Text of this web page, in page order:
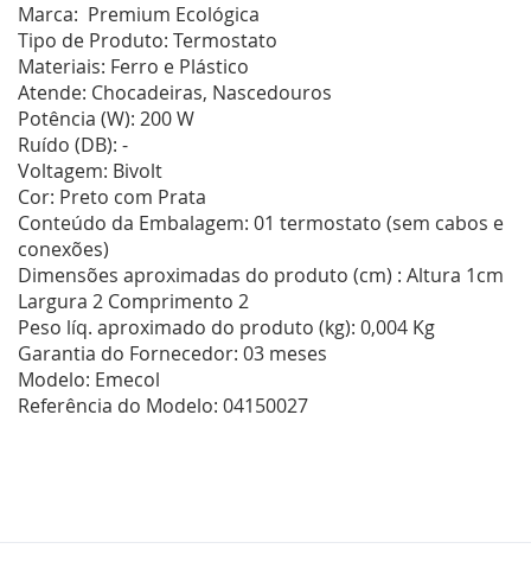
Marca: Premium Ecológica
Tipo de Produto: Termostato
Materiais: Ferro e Plástico
Atende: Chocadeiras, Nascedouros
Potência (W): 200 W
Ruído (DB): -
Voltagem: Bivolt
Cor: Preto com Prata
Conteúdo da Embalagem: 01 termostato (sem cabos e
conexões)
Dimensões aproximadas do produto (cm) : Altura 1cm
Largura 2 Comprimento 2
Peso líq. aproximado do produto (kg): 0,004 Kg
Garantia do Fornecedor: 03 meses
Modelo: Emecol
Referência do Modelo: 04150027